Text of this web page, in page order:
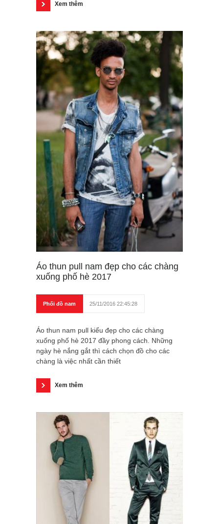
Xem thêm
Áo thun pull nam đẹp cho các chàng
xuống phố hè 2017
Phối đồ nam 25/11/2016 22:45:28
Áo thun nam pull kiểu đẹp cho các chàng
xuống phố hè 2017 đầy phong cách. Những
ngày hè nắng gắt thì cách chọn đồ cho các
chàng là việc nhất cần thiết
Xem thêm